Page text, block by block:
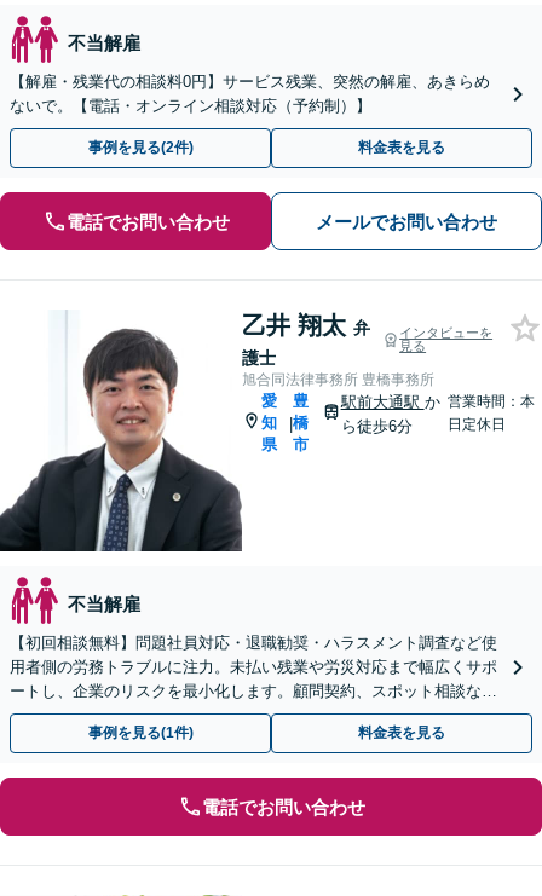
不当解雇
【解雇・残業代の相談料0円】サービス残業、突然の解雇、あきらめ
ないで。【電話・オンライン相談対応（予約制）】
事例を見る(2件) 料金表を見る
電話でお問い合わせ メールでお問い合わせ
乙井 翔太 弁
護士
インタビューを
見る
旭合同法律事務所 豊橋事務所
愛
知
県
|
豊
橋
市
駅前大通駅 か
ら徒歩6分
営業時間：本
日定休日
不当解雇
【初回相談無料】問題社員対応・退職勧奨・ハラスメント調査など使
用者側の労務トラブルに注力。未払い残業や労災対応まで幅広くサポ
ートし、企業のリスクを最小化します。顧問契約、スポット相談など
柔軟に対応可能【豊橋駅10分】【夜間相談可】
事例を見る(1件) 料金表を見る
電話でお問い合わせ